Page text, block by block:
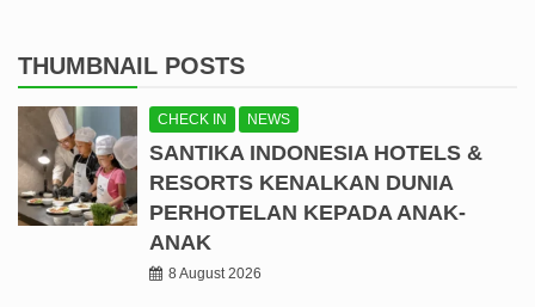
THUMBNAIL POSTS
CHECK IN NEWS
SANTIKA INDONESIA HOTELS &
RESORTS KENALKAN DUNIA
PERHOTELAN KEPADA ANAK-
ANAK
8 August 2026